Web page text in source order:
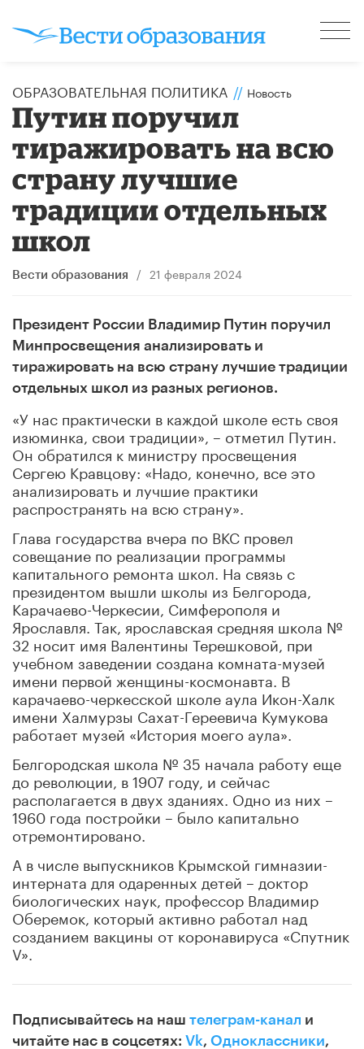
ОБРАЗОВАТЕЛЬНАЯ ПОЛИТИКА // Новость
Путин поручил
тиражировать на всю
страну лучшие
традиции отдельных
школ
Вести образования / 21 февраля 2024
Президент России Владимир Путин поручил
Минпросвещения анализировать и
тиражировать на всю страну лучшие традиции
отдельных школ из разных регионов.
«У нас практически в каждой школе есть своя
изюминка, свои традиции», – отметил Путин.
Он обратился к министру просвещения
Сергею Кравцову: «Надо, конечно, все это
анализировать и лучшие практики
распространять на всю страну».
Глава государства вчера по ВКС провел
совещание по реализации программы
капитального ремонта школ. На связь с
президентом вышли школы из Белгорода,
Карачаево-Черкесии, Симферополя и
Ярославля. Так, ярославская средняя школа №
32 носит имя Валентины Терешковой, при
учебном заведении создана комната-музей
имени первой женщины-космонавта. В
карачаево-черкесской школе аула Икон-Халк
имени Халмурзы Сахат-Гереевича Кумукова
работает музей «История моего аула».
Белгородская школа № 35 начала работу еще
до революции, в 1907 году, и сейчас
располагается в двух зданиях. Одно из них –
1960 года постройки – было капитально
отремонтировано.
А в числе выпускников Крымской гимназии-
интерната для одаренных детей – доктор
биологических наук, профессор Владимир
Оберемок, который активно работал над
созданием вакцины от коронавируса «Спутник
V».
Подписывайтесь на наш телеграм-канал и
читайте нас в соцсетях: Vk, Одноклассники,